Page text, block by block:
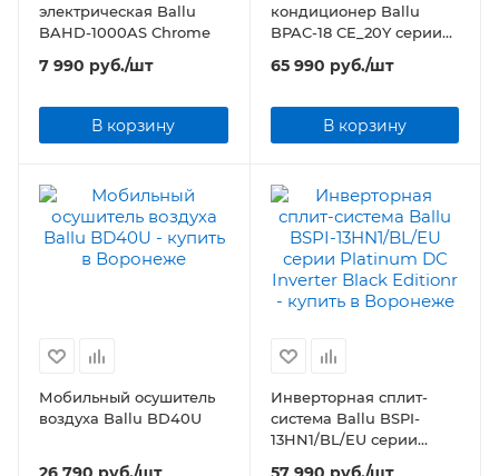
электрическая Ballu
BAHD-1000AS Chrome
7 990 руб./шт
В корзину
кондиционер Ballu
BPAC-18 CE_20Y серии
65 990 руб./шт
В корзину
Мобильный осушитель
воздуха Ballu BD40U
Инверторная сплит-
система Ballu BSPI-
13HN1/BL/EU серии
Platinum DC Inverter